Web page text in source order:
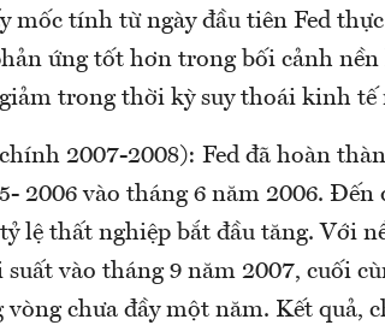
mốc tính từ ngày đầu tiên Fed
ứng tốt hơn trong bối cảnh
trong thời kỳ suy thoái kinh tế
2007-2008): Fed đã hoàn
2006 vào tháng 6 năm 2006. Đến
lệ thất nghiệp bắt đầu tăng. Với
vào tháng 9 năm 2007, cuối
chưa đầy một năm. Kết quả,